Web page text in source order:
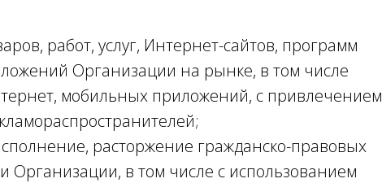
работ, услуг, Интернет-сайтов, программ
Организации на рынке, в том числе
мобильных приложений, с привлечением
расторжение гражданско-правовых
Организации, в том числе с использованием